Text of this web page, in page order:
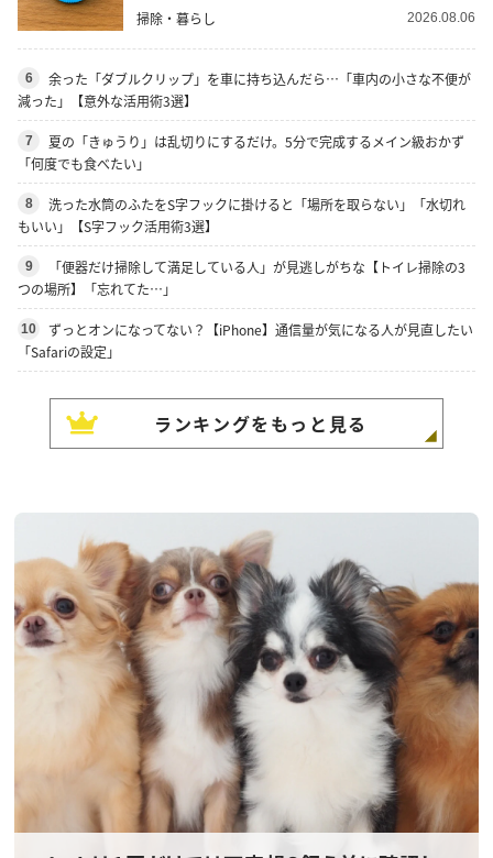
掃除・暮らし 2026.08.06
6
余った「ダブルクリップ」を車に持ち込んだら…「車内の小さな不便が
減った」【意外な活用術3選】
7
夏の「きゅうり」は乱切りにするだけ。5分で完成するメイン級おかず
「何度でも食べたい」
8
洗った水筒のふたをS字フックに掛けると「場所を取らない」「水切れ
もいい」【S字フック活用術3選】
9
「便器だけ掃除して満足している人」が見逃しがちな【トイレ掃除の3
つの場所】「忘れてた…」
10
ずっとオンになってない？【iPhone】通信量が気になる人が見直したい
「Safariの設定」
ランキングをもっと見る